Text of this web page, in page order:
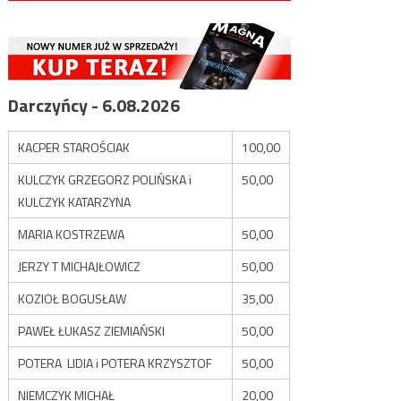
Darczyńcy - 6.08.2026
KACPER STAROŚCIAK
100,00
KULCZYK GRZEGORZ POLIŃSKA i
KULCZYK KATARZYNA
50,00
MARIA KOSTRZEWA
50,00
JERZY T MICHAJŁOWICZ
50,00
KOZIOŁ BOGUSŁAW
35,00
PAWEŁ ŁUKASZ ZIEMIAŃSKI
50,00
POTERA LIDIA i POTERA KRZYSZTOF
50,00
NIEMCZYK MICHAŁ
20,00